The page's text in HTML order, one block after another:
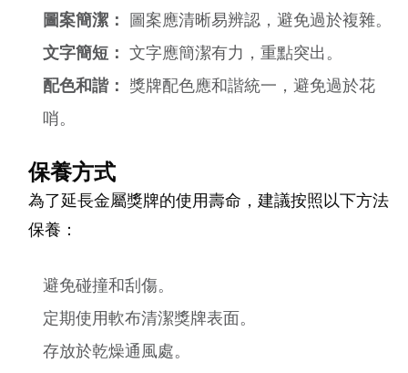
圖案簡潔：
圖案應清晰易辨認，避免過於複雜。
文字簡短： 文字應簡潔有力，重點突出。
配色和諧：
獎牌配色應和諧統一，避免過於花
哨。
保養方式
為了延長金屬獎牌的使用壽命，建議按照以下方法
保養：
避免碰撞和刮傷。
定期使用軟布清潔獎牌表面。
存放於乾燥通風處。